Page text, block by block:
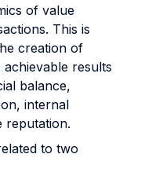
of value
This is
creation of
results
balance,
internal
reputation.
to two